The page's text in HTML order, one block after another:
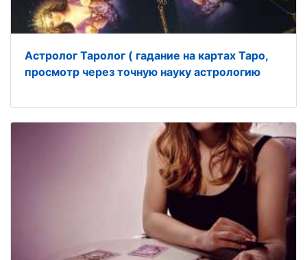
Астролог Таролог ( гадание на картах Таро,
просмотр через точную науку астрологию